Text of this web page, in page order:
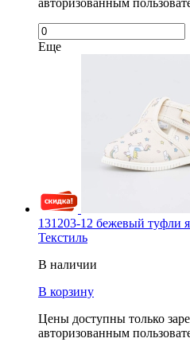
авторизованным
Еще
131203-12 бежевый туфли
Текстиль
В наличии
В корзину
Цены доступны только
авторизованным